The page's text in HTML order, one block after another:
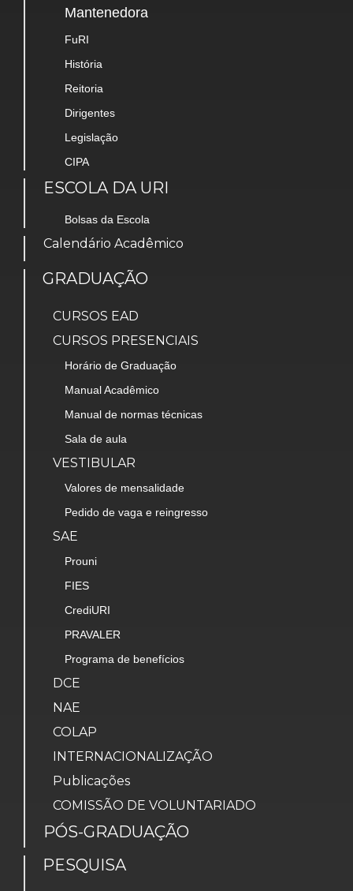
Mantenedora
FuRI
História
Reitoria
Dirigentes
Legislação
CIPA
ESCOLA DA URI
Bolsas da Escola
Calendário Acadêmico
GRADUAÇÃO
CURSOS EAD
CURSOS PRESENCIAIS
Horário de Graduação
Manual Acadêmico
Manual de normas técnicas
Sala de aula
VESTIBULAR
Valores de mensalidade
Pedido de vaga e reingresso
SAE
Prouni
FIES
CrediURI
PRAVALER
Programa de benefícios
DCE
NAE
COLAP
INTERNACIONALIZAÇÃO
Publicações
COMISSÃO DE VOLUNTARIADO
PÓS-GRADUAÇÃO
PESQUISA